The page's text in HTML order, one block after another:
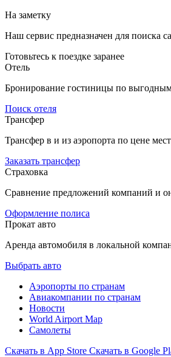
На заметку
Наш сервис предназначен для поиска
Готовьтесь к поездке заранее
Отель
Бронирование гостиницы по
Поиск отеля
Трансфер
Трансфер в и из аэропорта по цене
Заказать трансфер
Страховка
Сравнение предложений компаний и
Оформление полиса
Прокат авто
Аренда автомобиля в локальной
Выбрать авто
Аэропорты по странам
Авиакомпании по странам
Новости
World Airport Map
Самолеты
Скачать в App Store Скачать в Google